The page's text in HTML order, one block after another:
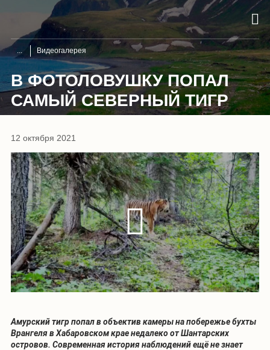
Видеогалерея
В ФОТОЛОВУШКУ ПОПАЛ
САМЫЙ СЕВЕРНЫЙ ТИГР
12 октября 2021
Амурский тигр попал в объектив камеры на побережье бухты
Врангеля в Хабаровском крае недалеко от Шантарских
островов. Современная история наблюдений ещё не знает